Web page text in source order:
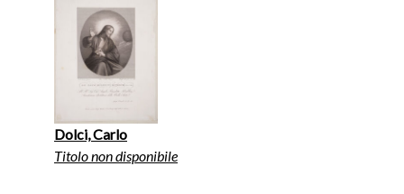
Dolci, Carlo
Titolo non disponibile